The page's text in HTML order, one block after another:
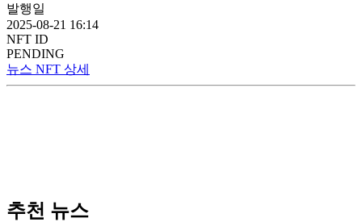
발행일
2025-08-21 16:14
NFT ID
PENDING
뉴스 NFT 상세
추천 뉴스